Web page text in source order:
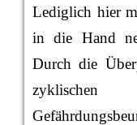
Lediglich hier
in die Hand
Durch die